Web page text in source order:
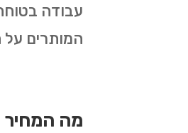
עבודה
המותרים על
מה המחיר